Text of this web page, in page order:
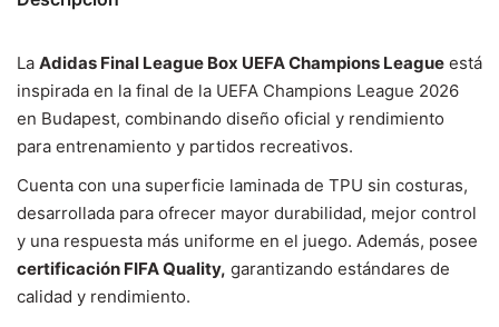
La Adidas Final League Box UEFA Champions League está
inspirada en la final de la UEFA Champions League 2026
en Budapest, combinando diseño oficial y rendimiento
para entrenamiento y partidos recreativos.
Cuenta con una superficie laminada de TPU sin costuras,
desarrollada para ofrecer mayor durabilidad, mejor control
y una respuesta más uniforme en el juego. Además, posee
certificación FIFA Quality, garantizando estándares de
calidad y rendimiento.